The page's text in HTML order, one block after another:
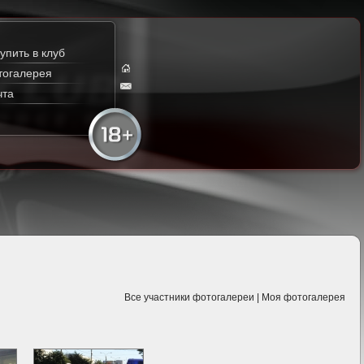
в клуб
Все участники фотогалереи Моя фотогалерея